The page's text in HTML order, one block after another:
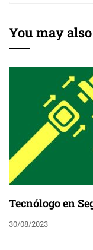
You may
Tecnólogo en
30/08/2023